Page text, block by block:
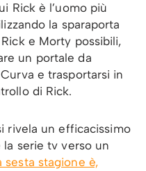
Rick è l’uomo più
la sparaporta
e Morty possibili,
un portale da
e trasportarsi in
di Rick.
rivela un efficacissimo
serie tv verso un
sesta stagione è,